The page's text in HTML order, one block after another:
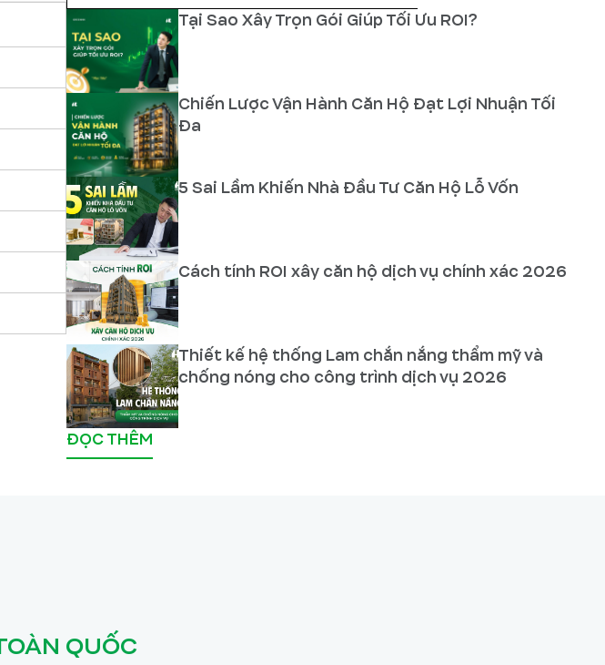
Tại Sao Xây Trọn Gói Giúp Tối Ưu ROI?
Chiến Lược Vận Hành Căn Hộ Đạt Lợi Nhuận Tối
Đa
5 Sai Lầm Khiến Nhà Đầu Tư Căn Hộ Lỗ Vốn
Cách tính ROI xây căn hộ dịch vụ chính xác 2026
Thiết kế hệ thống Lam chắn nắng thẩm mỹ và
chống nóng cho công trình dịch vụ 2026
ĐỌC THÊM
QUỐC